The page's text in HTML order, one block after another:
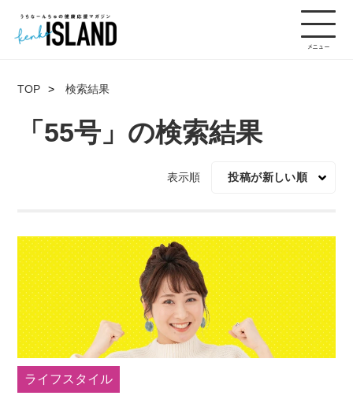
TOP 検索結果
「55号」の検索結果
表示順
ライフスタイル